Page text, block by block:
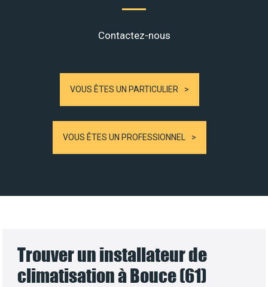
Contactez-nous
VOUS ÊTES UN PARTICULIER
VOUS ÊTES UN PROFESSIONNEL
Trouver un installateur de
climatisation à Bouce (61)